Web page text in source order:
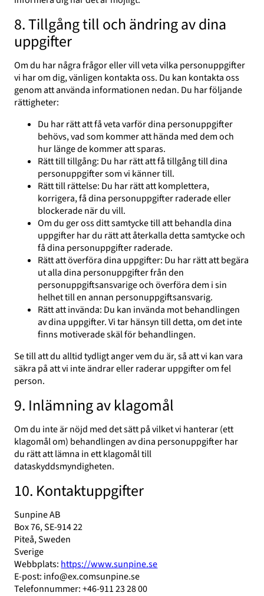
8. Tillgång till och ändring av dina
uppgifter
Om du har några frågor eller vill veta vilka personuppgifter
vi har om dig, vänligen kontakta oss. Du kan kontakta oss
genom att använda informationen nedan. Du har följande
rättigheter:
Du har rätt att få veta varför dina personuppgifter
behövs, vad som kommer att hända med dem och
hur länge de kommer att sparas.
Rätt till tillgång: Du har rätt att få tillgång till dina
personuppgifter som vi känner till.
Rätt till rättelse: Du har rätt att komplettera,
korrigera, få dina personuppgifter raderade eller
blockerade när du vill.
Om du ger oss ditt samtycke till att behandla dina
uppgifter har du rätt att återkalla detta samtycke och
få dina personuppgifter raderade.
Rätt att överföra dina uppgifter: Du har rätt att begära
ut alla dina personuppgifter från den
personuppgiftsansvarige och överföra dem i sin
helhet till en annan personuppgiftsansvarig.
Rätt att invända: Du kan invända mot behandlingen
av dina uppgifter. Vi tar hänsyn till detta, om det inte
finns motiverade skäl för behandlingen.
Se till att du alltid tydligt anger vem du är, så att vi kan vara
säkra på att vi inte ändrar eller raderar uppgifter om fel
person.
9. Inlämning av klagomål
Om du inte är nöjd med det sätt på vilket vi hanterar (ett
klagomål om) behandlingen av dina personuppgifter har
du rätt att lämna in ett klagomål till
dataskyddsmyndigheten.
10. Kontaktuppgifter
Sunpine AB
Box 76, SE-914 22
Piteå, Sweden
Sverige
Webbplats: https://www.sunpine.se
E-post: info@ex.comsunpine.se
Telefonnummer: +46-911 23 28 00